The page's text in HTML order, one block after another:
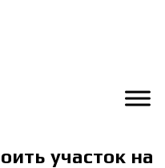
участок на